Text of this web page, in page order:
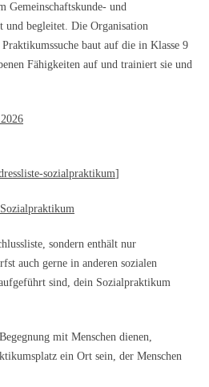
Gemeinschaftskunde- und
und begleitet. Die Organisation
baut auf die in Klasse 9
Fähigkeiten auf und trainiert sie und
sozialpraktikum]
sondern enthält nur
auch gerne in anderen sozialen
sind, dein Sozialpraktikum
mit Menschen dienen,
ein Ort sein, der Menschen